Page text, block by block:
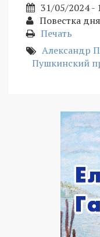
31/05/2024 -
Повестка дня
Печать
Александр
Пушкинский